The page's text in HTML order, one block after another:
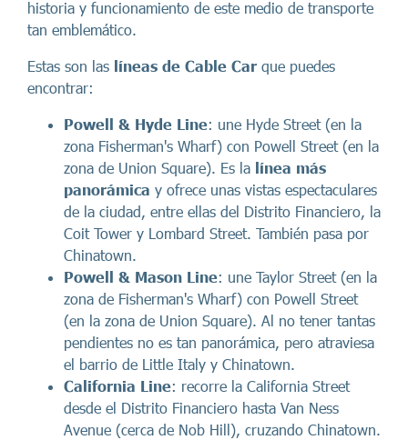
historia y funcionamiento de este medio de transporte
tan emblemático.
Estas son las líneas de Cable Car que puedes
encontrar:
Powell & Hyde Line: une Hyde Street (en la
zona Fisherman's Wharf) con Powell Street (en la
zona de Union Square). Es la línea más
panorámica y ofrece unas vistas espectaculares
de la ciudad, entre ellas del Distrito Financiero, la
Coit Tower y Lombard Street. También pasa por
Chinatown.
Powell & Mason Line: une Taylor Street (en la
zona de Fisherman's Wharf) con Powell Street
(en la zona de Union Square). Al no tener tantas
pendientes no es tan panorámica, pero atraviesa
el barrio de Little Italy y Chinatown.
California Line: recorre la California Street
desde el Distrito Financiero hasta Van Ness
Avenue (cerca de Nob Hill), cruzando Chinatown.